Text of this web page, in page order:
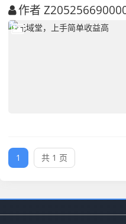
作者
1 共 1 页